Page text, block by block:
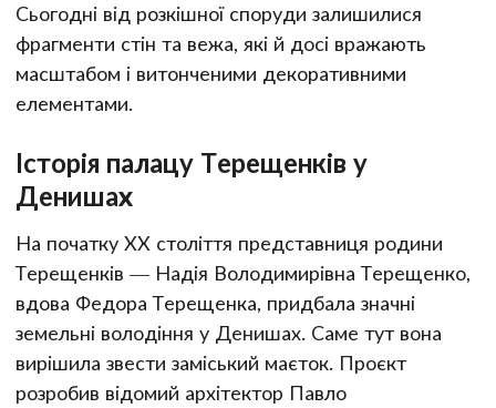
Сьогодні від розкішної споруди залишилися
фрагменти стін та вежа, які й досі вражають
масштабом і витонченими декоративними
елементами.
Історія палацу Терещенків у
Денишах
На початку ХХ століття представниця родини
Терещенків — Надія Володимирівна Терещенко,
вдова Федора Терещенка, придбала значні
земельні володіння у Денишах. Саме тут вона
вирішила звести заміський маєток. Проєкт
розробив відомий архітектор Павло